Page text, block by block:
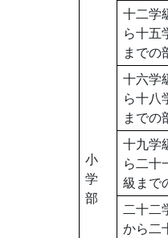
小
学
部
十二学
ら十五
までの
十六学
ら十八
までの
十九学
ら二十
級まで
二十二
から二